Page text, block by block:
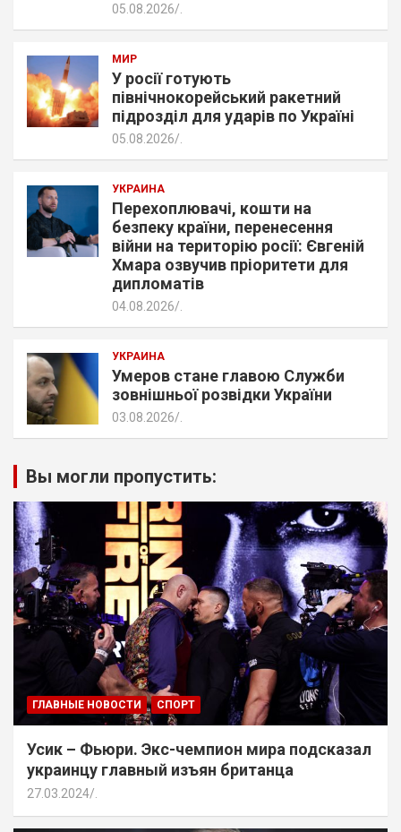
05.08.2026
МИР
У росії готують
північнокорейський ракетний
підрозділ для ударів по Україні
05.08.2026
УКРАИНА
Перехоплювачі, кошти на
безпеку країни, перенесення
війни на територію росії: Євгеній
Хмара озвучив пріоритети для
дипломатів
04.08.2026
УКРАИНА
Умеров стане главою Служби
зовнішньої розвідки України
03.08.2026
Вы могли пропустить:
ГЛАВНЫЕ НОВОСТИ СПОРТ
Усик – Фьюри. Экс-чемпион мира подсказал
украинцу главный изъян британца
27.03.2024 .